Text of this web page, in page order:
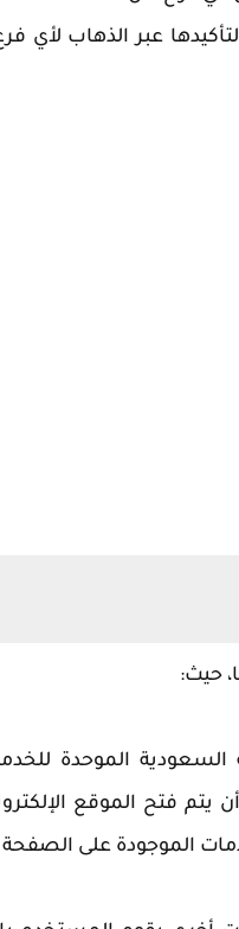
عبر الذهاب
حيث:
الموحدة للخدمات
يتم فتح الموقع
الموجودة على الصفحة